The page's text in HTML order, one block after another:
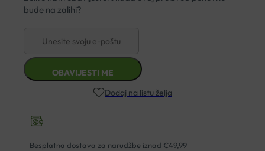
Dodaj na listu želja
Besplatna dostava za narudžbe iznad €49,99